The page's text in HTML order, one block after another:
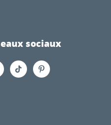
sociaux